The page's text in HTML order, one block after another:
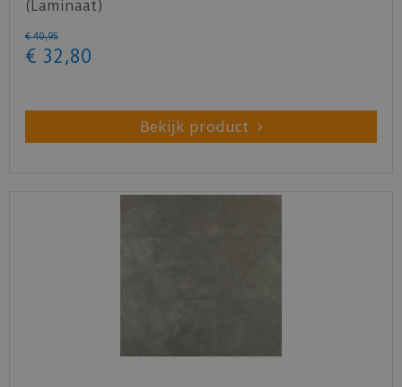
(Laminaat)
€ 40,95
€ 32 ,80
Bekijk product